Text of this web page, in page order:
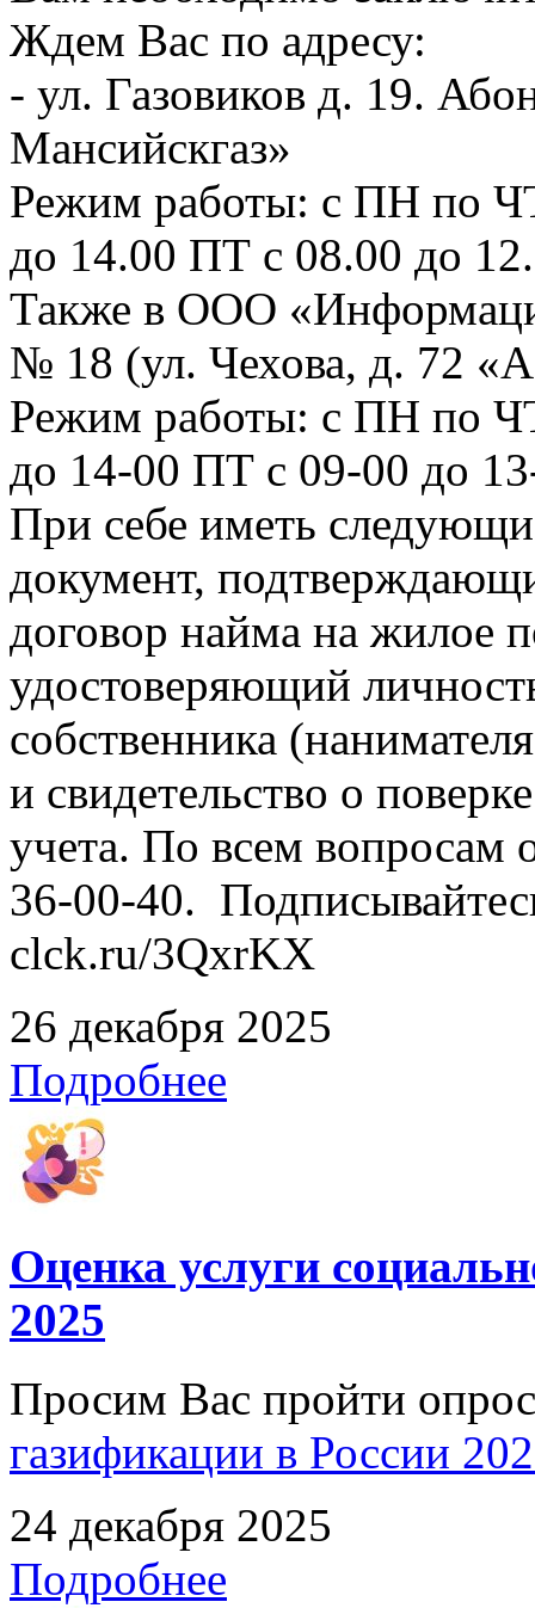
Ждем Вас по адресу:
- ул. Газовиков д. 19.
Мансийскгаз»
Режим работы: с ПН по
до 14.00 ПТ с 08.00 до
Также в ООО
№ 18 (ул. Чехова, д. 72
Режим работы: с ПН по
до 14-00 ПТ с 09-00 до
При себе иметь
документ,
договор найма на жилое
удостоверяющий
собственника
и свидетельство о
учета. По всем вопросам
36-00-40.
clck.ru/3QxrKX
26 декабря 2025
Подробнее
Оценка услуги
2025
Просим Вас пройти
газификации в России
24 декабря 2025
Подробнее